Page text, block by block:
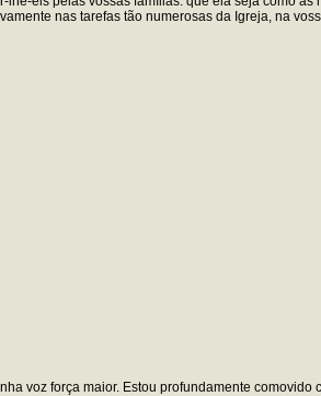
nas tarefas tão numerosas da Igreja, na
voz força maior. Estou profundamente comovido